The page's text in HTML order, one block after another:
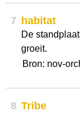
7 habitat
De
groeit.
Bron: nov-
8 Tribe